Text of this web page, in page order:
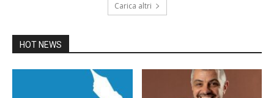
Carica altri
HOT NEWS